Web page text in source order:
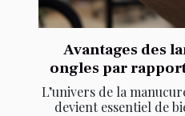
Avantages des
ongles par
L’univers de la
devient essentiel de